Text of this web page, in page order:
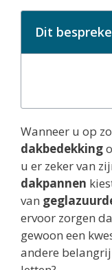
Dit
Wanneer u op
dakbedekking
u er zeker van
dakpannen
van
ervoor zorgen
gewoon een
andere